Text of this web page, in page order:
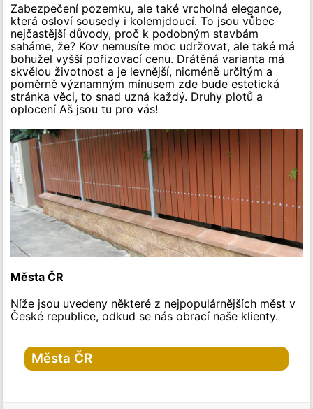
Zabezpečení pozemku, ale také vrcholná elegance,
která osloví sousedy i kolemjdoucí. To jsou vůbec
nejčastější důvody, proč k podobným stavbám
saháme, že? Kov nemusíte moc udržovat, ale také má
bohužel vyšší pořizovací cenu. Drátěná varianta má
skvělou životnost a je levnější, nicméně určitým a
poměrně významným mínusem zde bude estetická
stránka věci, to snad uzná každý. Druhy plotů a
oplocení Aš jsou tu pro vás!
Města ČR
Níže jsou uvedeny některé z nejpopulárnějších měst v
České republice, odkud se nás obrací naše klienty.
Města ČR